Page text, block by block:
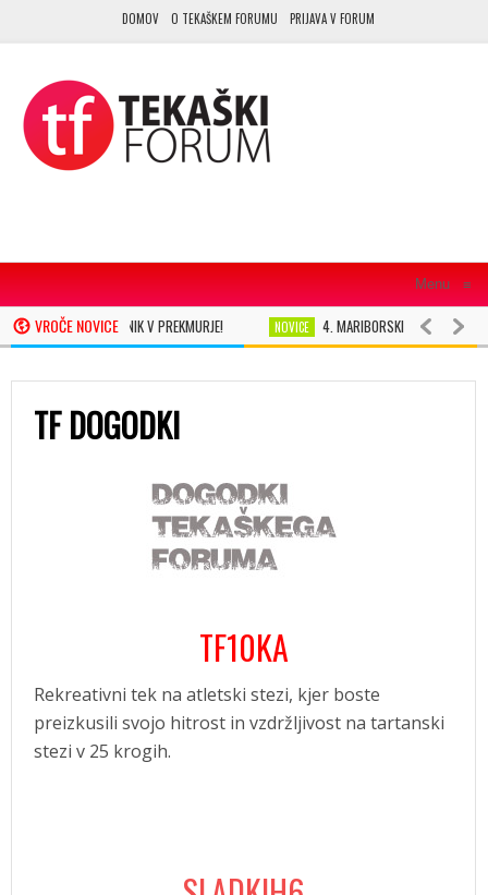
DOMOV O TEKAŠKEM FORUMU PRIJAVA V FORUM
Menu ≡
VROČE NOVICE
NA TEKAŠKI PRAZNIK V PREKMURJE! NOVICE
4. MARIBORSKI MESTNI TEK
TF DOGODKI
TF10KA
Rekreativni tek na atletski stezi, kjer boste
preizkusili svojo hitrost in vzdržljivost na tartanski
stezi v 25 krogih.